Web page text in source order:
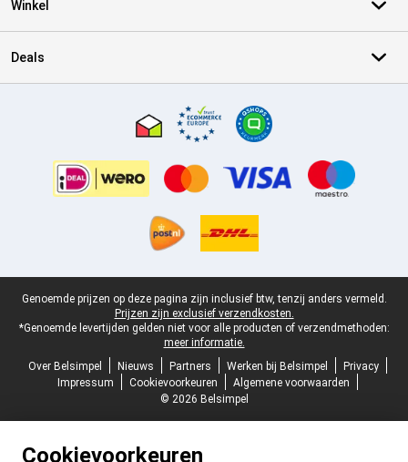
Winkel
Deals
Juridische voettekst
Genoemde prijzen op deze pagina zijn inclusief btw, tenzij anders vermeld.
Prijzen zijn exclusief verzendkosten.
*Genoemde levertijden gelden niet voor alle producten of verzendmethoden:
meer informatie.
Over Belsimpel
Nieuws Partners Werken bij Belsimpel
Privacy
Impressum
Cookievoorkeuren
Algemene voorwaarden
© 2026 Belsimpel
Cookievoorkeuren